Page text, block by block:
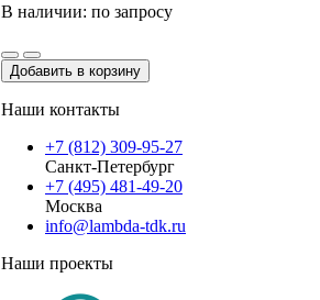
В наличии: по запросу
Добавить в корзину
Наши контакты
+7 (812) 309-95-27
Санкт-Петербург
+7 (495) 481-49-20
Москва
info@lambda-tdk.ru
Наши проекты